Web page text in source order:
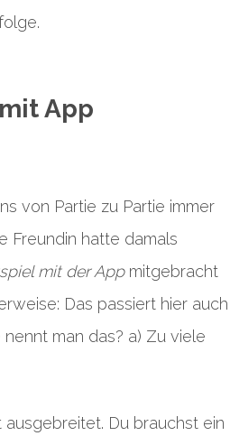
App
von Partie zu Partie immer
Freundin hatte damals
mit der Appmitgebracht
Das passiert hier auch
man das? a) Zu viele
Du brauchst ein